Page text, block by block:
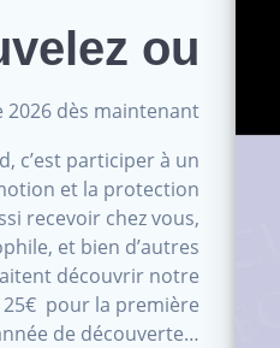
ou
2026 dès maintenant
c’est participer à un
et la protection
recevoir chez vous,
et bien d’autres
découvrir notre
pour la première
de découverte…